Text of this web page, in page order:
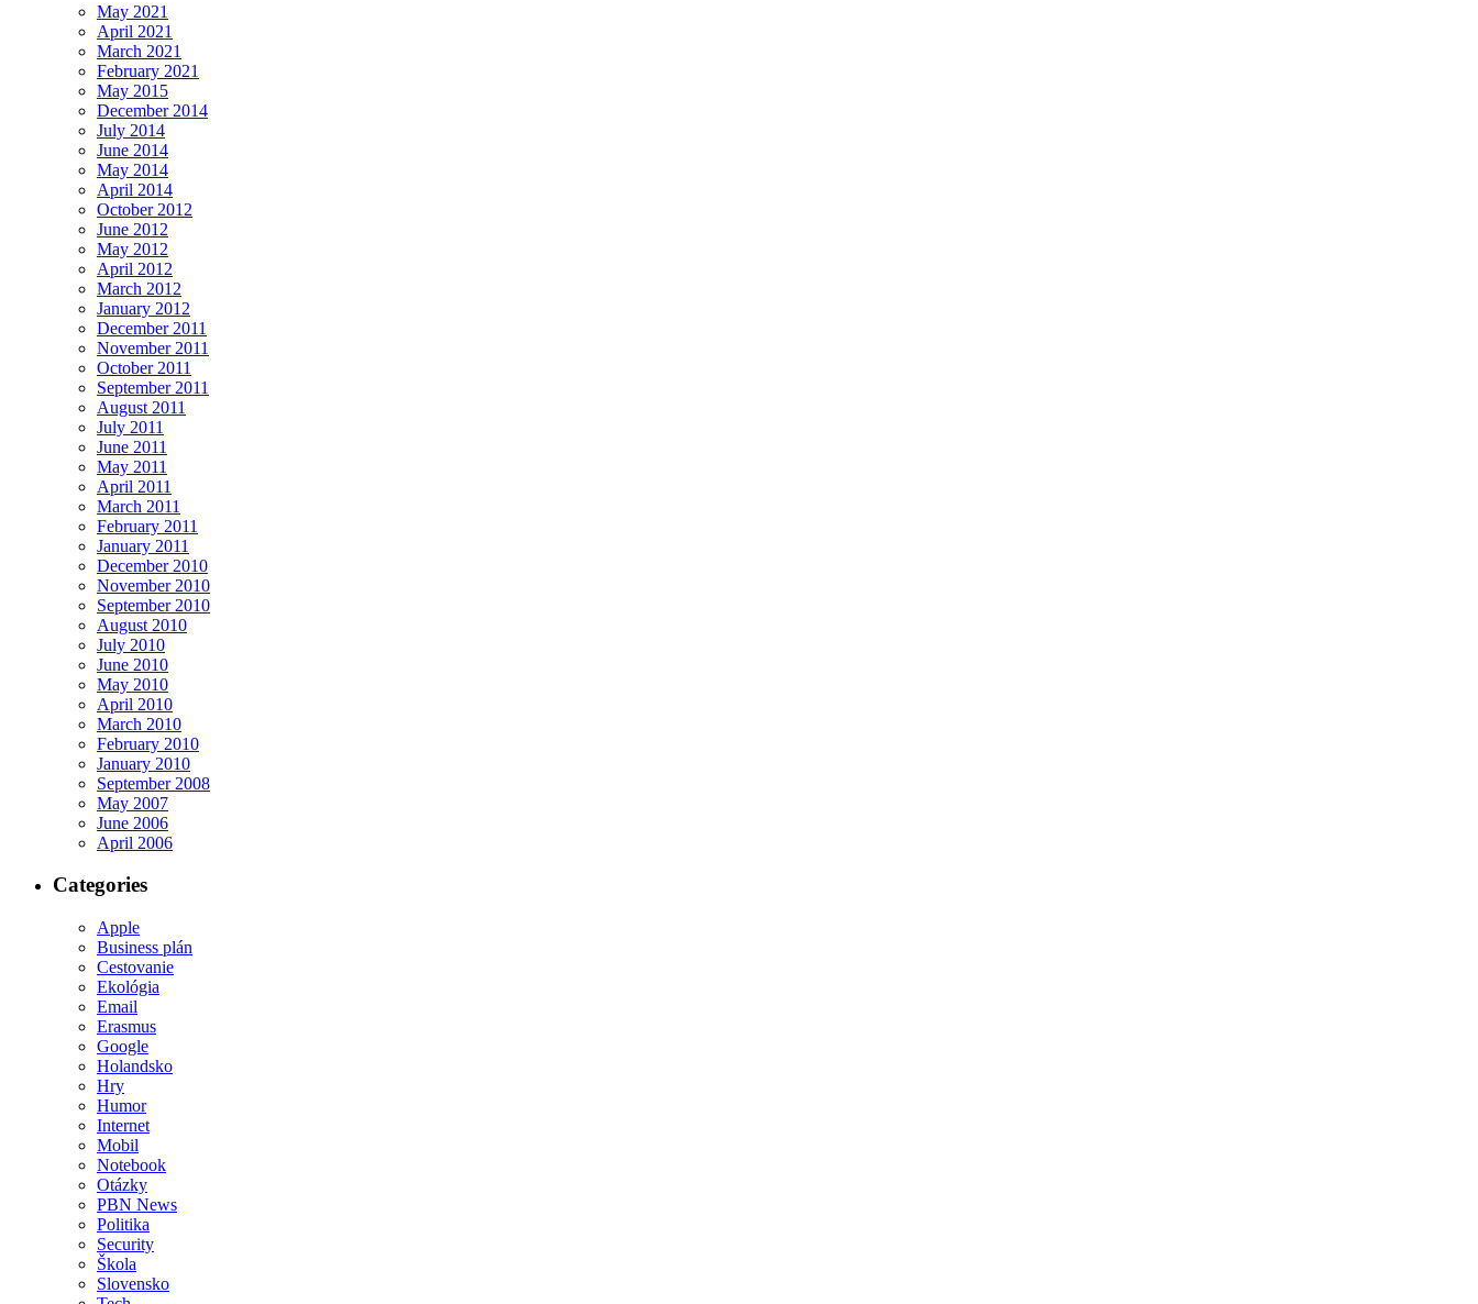
May 2021
April 2021
March 2021
February 2021
May 2015
December 2014
July 2014
June 2014
May 2014
April 2014
October 2012
June 2012
May 2012
April 2012
March 2012
January 2012
December 2011
November 2011
October 2011
September 2011
August 2011
July 2011
June 2011
May 2011
April 2011
March 2011
February 2011
January 2011
December 2010
November 2010
September 2010
August 2010
July 2010
June 2010
May 2010
April 2010
March 2010
February 2010
January 2010
September 2008
May 2007
June 2006
April 2006
Categories
Apple
Business plán
Cestovanie
Ekológia
Email
Erasmus
Google
Holandsko
Hry
Humor
Internet
Mobil
Notebook
Otázky
PBN News
Politika
Security
Škola
Slovensko